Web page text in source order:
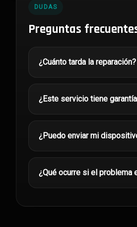
DUDAS
Preguntas
¿Cuánto tarda la reparación?
¿Este servicio tiene
¿Puedo enviar mi
¿Qué ocurre si el problema